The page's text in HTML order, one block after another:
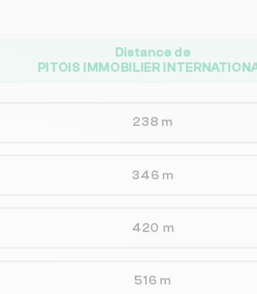
Distance de
PITOIS IMMOBILIER
238 m
346 m
420 m
516 m